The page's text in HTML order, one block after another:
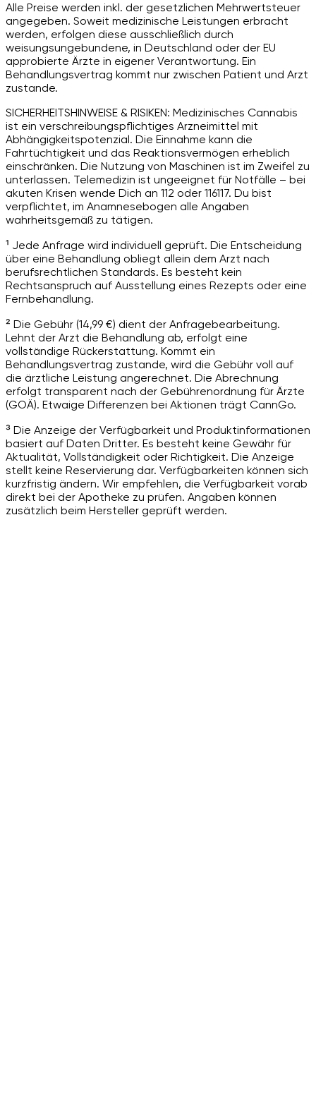
Alle Preise werden inkl. der gesetzlichen Mehrwertsteuer
angegeben. Soweit medizinische Leistungen erbracht
werden, erfolgen diese ausschließlich durch
weisungsungebundene, in Deutschland oder der EU
approbierte Ärzte in eigener Verantwortung. Ein
Behandlungsvertrag kommt nur zwischen Patient und Arzt
zustande.
SICHERHEITSHINWEISE & RISIKEN: Medizinisches Cannabis
ist ein verschreibungspflichtiges Arzneimittel mit
Abhängigkeitspotenzial. Die Einnahme kann die
Fahrtüchtigkeit und das Reaktionsvermögen erheblich
einschränken. Die Nutzung von Maschinen ist im Zweifel zu
unterlassen. Telemedizin ist ungeeignet für Notfälle – bei
akuten Krisen wende Dich an 112 oder 116117. Du bist
verpflichtet, im Anamnesebogen alle Angaben
wahrheitsgemäß zu tätigen.
¹ Jede Anfrage wird individuell geprüft. Die Entscheidung
über eine Behandlung obliegt allein dem Arzt nach
berufsrechtlichen Standards. Es besteht kein
Rechtsanspruch auf Ausstellung eines Rezepts oder eine
Fernbehandlung.
² Die Gebühr (14,99 €) dient der Anfragebearbeitung.
Lehnt der Arzt die Behandlung ab, erfolgt eine
vollständige Rückerstattung. Kommt ein
Behandlungsvertrag zustande, wird die Gebühr voll auf
die ärztliche Leistung angerechnet. Die Abrechnung
erfolgt transparent nach der Gebührenordnung für Ärzte
(GOÄ). Etwaige Differenzen bei Aktionen trägt CannGo.
³ Die Anzeige der Verfügbarkeit und Produktinformationen
basiert auf Daten Dritter. Es besteht keine Gewähr für
Aktualität, Vollständigkeit oder Richtigkeit. Die Anzeige
stellt keine Reservierung dar. Verfügbarkeiten können sich
kurzfristig ändern. Wir empfehlen, die Verfügbarkeit vorab
direkt bei der Apotheke zu prüfen. Angaben können
zusätzlich beim Hersteller geprüft werden.